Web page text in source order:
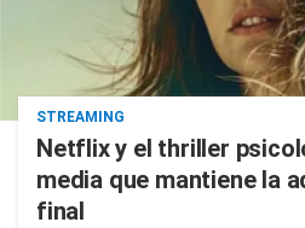
STREAMING
Netflix y el thriller
media que mantiene la
final